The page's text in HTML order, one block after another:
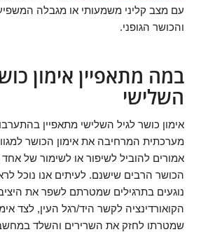
עם מצב קליני משמעותי או מגבלה
והכושר הגופני.
במה מתאפיין אימון
השלישי
אימון כושר לגיל השלישי מתאפיין
מערכתית המרחיבה את אימון הכושר
אמורים להוביל לשיפור או לשימור של אחד
הכושר הרבים שישנם. לעיתים אנו נוכל
נוגעים בתרגילים שמטרתם לשפר את
הקואורדינציה לקשר היד/רגל העין, לצד
שמטרתו לחזק את השרירים והשלד